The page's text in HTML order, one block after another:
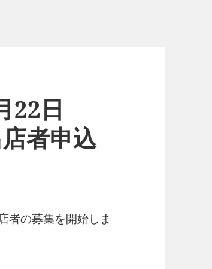
22日
者申込
の募集を開始しま